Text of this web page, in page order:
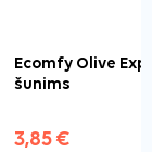
Ecomfy Olive
šunims
3,85 €